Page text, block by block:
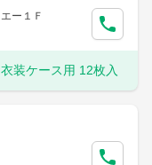
ー１Ｆ
装ケース用 12枚入